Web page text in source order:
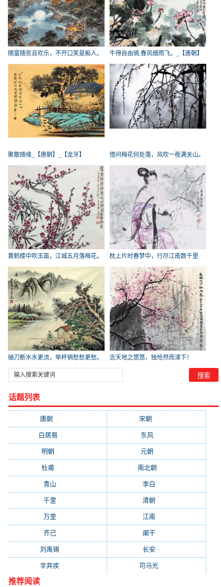
随富随贫且欢乐，不开口笑是痴人。
_
牛得自由骑,春风细雨飞。_【唐朝】
聚散随缘_【唐朝】_【龙牙】
借问梅花何处落，风吹一夜满关山。
黄鹤楼中吹玉笛，江城五月落梅花。
枕上片时春梦中，行尽江南数千里
_【
抽刀断水水更流，举杯销愁愁更愁。
念天地之悠悠，独怆然而涕下！
话题列表
唐朝 宋朝
白居易 东风
明朝 元朝
杜甫 南北朝
青山 李白
千里 清朝
万里 江南(805)
齐己(781) 阑干(723)
刘禹锡 长安(695)
辛弃疾 司马光
推荐阅读